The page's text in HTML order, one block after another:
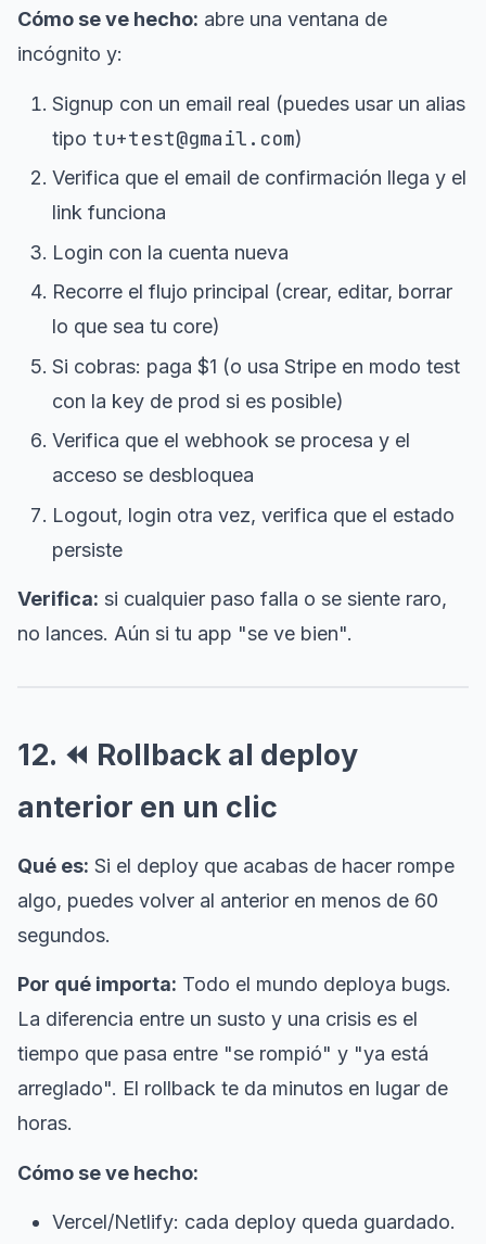
Cómo se ve hecho: abre una ventana de
incógnito y:
Signup con un email real (puedes usar un alias
tipo tu+test@gmail.com)
Verifica que el email de confirmación llega y el
link funciona
Login con la cuenta nueva
Recorre el flujo principal (crear, editar, borrar
lo que sea tu core)
Si cobras: paga $1 (o usa Stripe en modo test
con la key de prod si es posible)
Verifica que el webhook se procesa y el
acceso se desbloquea
Logout, login otra vez, verifica que el estado
persiste
Verifica: si cualquier paso falla o se siente raro,
no lances. Aún si tu app "se ve bien".
12. ⏪ Rollback al deploy
anterior en un clic
Qué es: Si el deploy que acabas de hacer rompe
algo, puedes volver al anterior en menos de 60
segundos.
Por qué importa: Todo el mundo deploya bugs.
La diferencia entre un susto y una crisis es el
tiempo que pasa entre "se rompió" y "ya está
arreglado". El rollback te da minutos en lugar de
horas.
Cómo se ve hecho:
Vercel/Netlify: cada deploy queda guardado.